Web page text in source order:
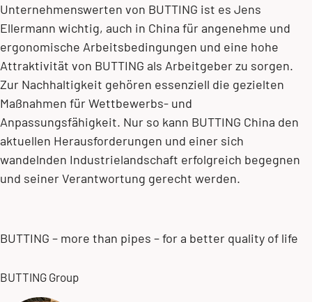
Unternehmenswerten von BUTTING ist es Jens
Ellermann wichtig, auch in China für angenehme und
ergonomische Arbeitsbedingungen und eine hohe
Attraktivität von BUTTING als Arbeitgeber zu sorgen.
Zur Nachhaltigkeit gehören essenziell die gezielten
Maßnahmen für Wettbewerbs- und
Anpassungsfähigkeit. Nur so kann BUTTING China den
aktuellen Herausforderungen und einer sich
wandelnden Industrielandschaft erfolgreich begegnen
und seiner Verantwortung gerecht werden.
BUTTING – more than pipes – for a better quality of life
BUTTING Group